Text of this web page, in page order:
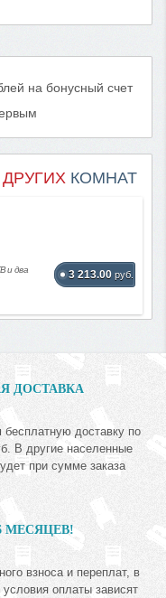
на бонусный счет
ДРУГИХ КОМНАТ
и два
3 213.00 руб.
ДОСТАВКА
доставку по
В другие населенные
при сумме заказа
МЕСЯЦЕВ!
взноса и переплат, в
оплаты зависят